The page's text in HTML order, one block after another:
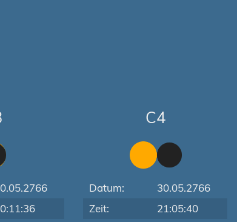
C4
Datum:
30.05.2766
Zeit:
21:05:40